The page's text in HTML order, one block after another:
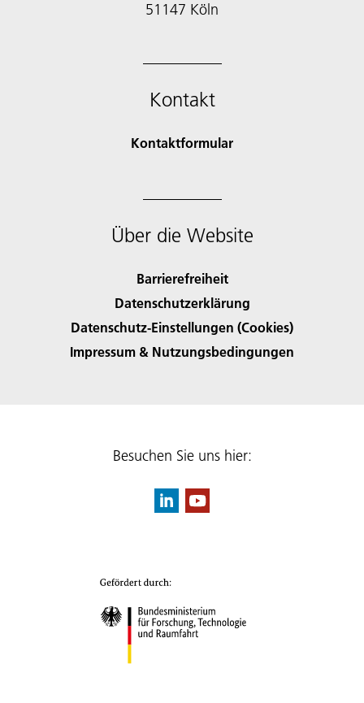
51147 Köln
Kontakt
Kontaktformular
Über die Website
Barrierefreiheit
Datenschutzerklärung
Datenschutz-Einstellungen (Cookies)
Impressum & Nutzungsbedingungen
Besuchen Sie uns hier: